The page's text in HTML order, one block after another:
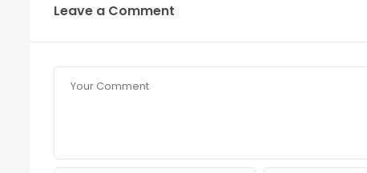
Leave a Comment